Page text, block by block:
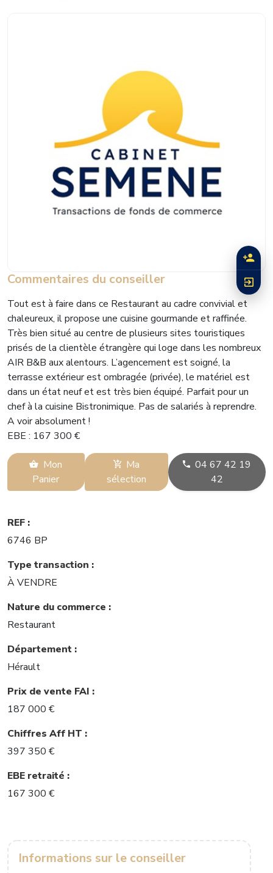
Commentaires du conseiller
Tout est à faire dans ce Restaurant au cadre convivial et
chaleureux, il propose une cuisine gourmande et raffinée.
Très bien situé au centre de plusieurs sites touristiques
prisés de la clientèle étrangère qui loge dans les nombreux
AIR B&B aux alentours. L’agencement est soigné, la
terrasse extérieur est ombragée (privée), le matériel est
dans un état neuf et est très bien équipé. Parfait pour un
chef à la cuisine Bistronimique. Pas de salariés à reprendre.
A voir absolument !
EBE : 167 300 €
Mon
Panier
Ma
sélection
04 67 42 19
42
REF :
6746 BP
Type transaction :
À VENDRE
Nature du commerce :
Restaurant
Département :
Hérault
Prix de vente FAI :
187 000 €
Chiffres Aff HT :
397 350 €
EBE retraité :
167 300 €
Informations sur le conseiller